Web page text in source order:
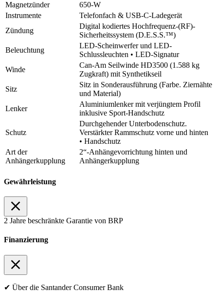
Magnetzünder
650-W
Instrumente
Telefonfach & USB-C-Ladegerät
Zündung
Digital kodiertes Hochfrequenz-(RF)-
Sicherheitssystem (D.E.S.S.™)
Beleuchtung
LED-Scheinwerfer und LED-
Schlussleuchten • LED-Signatur
Winde
Can-Am Seilwinde HD3500 (1.588 kg
Zugkraft) mit Synthetikseil
Sitz
Sitz in Sonderausführung (Farbe. Ziernähte
und Material)
Lenker
Aluminiumlenker mit verjüngtem Profil
inklusive Sport-Handschutz
Schutz
Durchgehender Unterbodenschutz.
Verstärkter Rammschutz vorne und hinten
• Handschutz
Art der
Anhängerkupplung
2“-Anhängevorrichtung hinten und
Anhängerkupplung
Gewährleistung
2 Jahre beschränkte Garantie von BRP
Finanzierung
✔ Über die Santander Consumer Bank